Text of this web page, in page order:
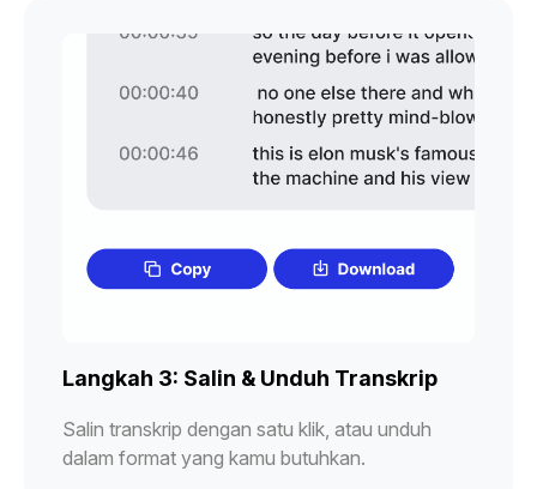
Langkah 3: Salin & Unduh Transkrip
Salin transkrip dengan satu klik, atau unduh
dalam format yang kamu butuhkan.